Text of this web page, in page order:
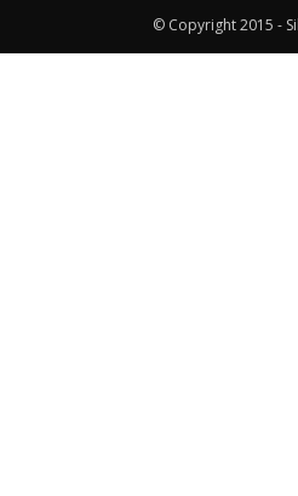
© Copyright 2015 -